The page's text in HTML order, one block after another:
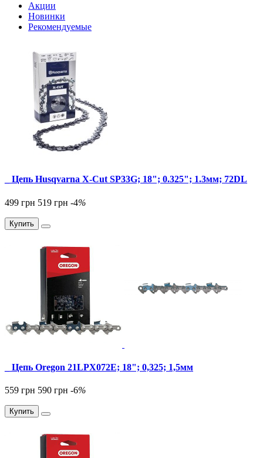
Акции
Новинки
Рекомендуемые
_ Цепь Husqvarna X-Cut SP33G; 18"; 0.325"; 1.3мм; 72DL
499 грн 519 грн -4%
Купить
_ Цепь Oregon 21LPX072E; 18"; 0,325; 1,5мм
559 грн 590 грн -6%
Купить